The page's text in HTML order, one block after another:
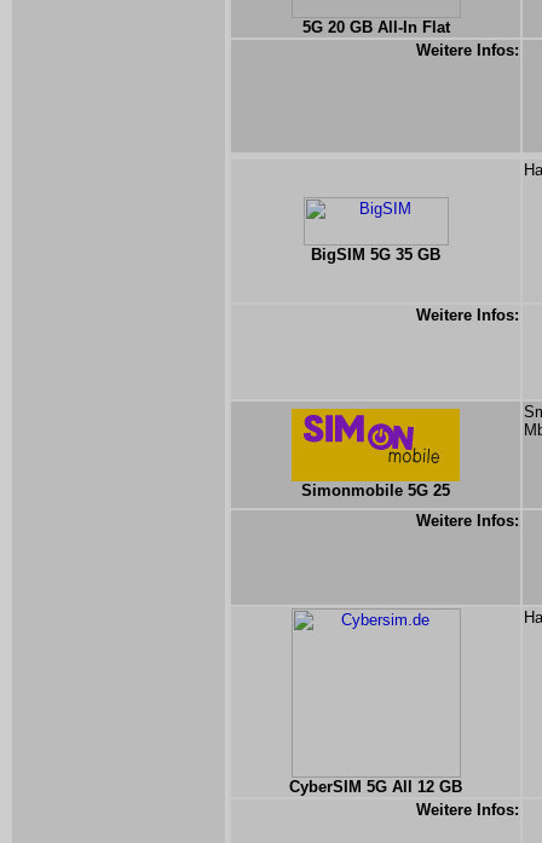
5G 20 GB All-In Flat
Weitere Infos:
BigSIM 5G 35 GB
Weitere Infos:
Simonmobile 5G 25
Weitere Infos:
CyberSIM 5G All 12 GB
Weitere Infos: